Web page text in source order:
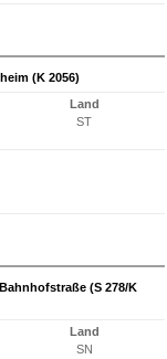
(K 2056)
Land
ST
(S 278/K
Land
SN